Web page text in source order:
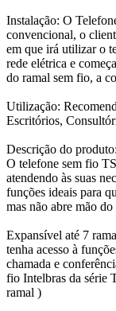
Instalação: O
convencional, o
em que irá utilizar o
rede elétrica e
do ramal sem fio, a
Utilização:
Escritórios,
Descrição do produto:
O telefone sem fio
atendendo às suas
funções ideais para
mas não abre mão
Expansível até 7
tenha acesso à
chamada e
fio Intelbras da série
ramal )